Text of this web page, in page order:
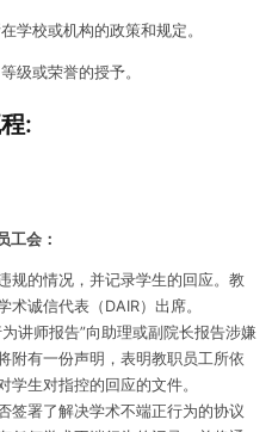
学校或机构的政策和规定。
级或荣誉的授予。
:
工会：
规的情况，并记录学生的回应。教
诚信代表（DAIR）出席。
讲师报告”向助理或副院长报告​​涉嫌
附有一份声明，表明教职员工所依
学生对指控的回应的文件。
签署了解决学术不端正行为的协议